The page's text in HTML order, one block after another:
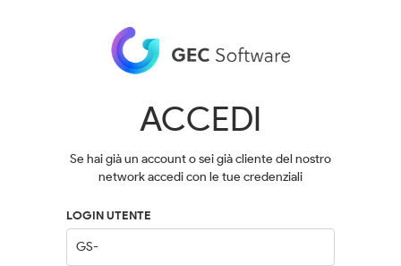
ACCEDI
Se hai già un account o sei già cliente del nostro
network accedi con le tue credenziali
LOGIN UTENTE